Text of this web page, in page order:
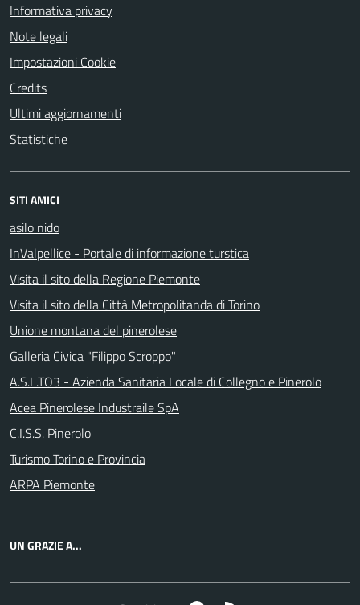
Informativa privacy
Note legali
Impostazioni Cookie
Credits
Ultimi aggiornamenti
Statistiche
SITI AMICI
asilo nido
InValpellice - Portale di informazione turstica
Visita il sito della Regione Piemonte
Visita il sito della Città Metropolitanda di Torino
Unione montana del pinerolese
Galleria Civica "Filippo Scroppo"
A.S.L.TO3 - Azienda Sanitaria Locale di Collegno e Pinerolo
Acea Pinerolese Industraile SpA
C.I.S.S. Pinerolo
Turismo Torino e Provincia
ARPA Piemonte
UN GRAZIE A...